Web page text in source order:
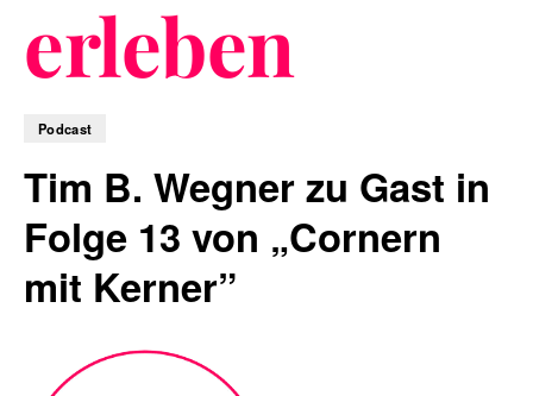
Blog
Nachhaltigkeit
f_LAB
erleben
Podcast
Tim B. Wegner zu Gast in
Folge 13 von „Cornern
mit Kerner”